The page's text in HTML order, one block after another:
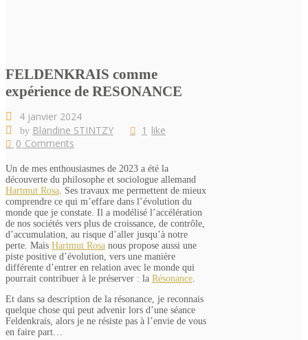
FELDENKRAIS comme
expérience de RESONANCE
4 janvier 2024
by Blandine STINTZY 1 like
0 Comments
Un de mes enthousiasmes de 2023 a été la
découverte du philosophe et sociologue allemand
Hartmut Rosa. Ses travaux me permettent de mieux
comprendre ce qui m’effare dans l’évolution du
monde que je constate. Il a modélisé l’accélération
de nos sociétés vers plus de croissance, de contrôle,
d’accumulation, au risque d’aller jusqu’à notre
perte. Mais Hartmut Rosa nous propose aussi une
piste positive d’évolution, vers une manière
différente d’entrer en relation avec le monde qui
pourrait contribuer à le préserver : la Résonance.
Et dans sa description de la résonance, je reconnais
quelque chose qui peut advenir lors d’une séance
Feldenkrais, alors je ne résiste pas à l’envie de vous
en faire part…